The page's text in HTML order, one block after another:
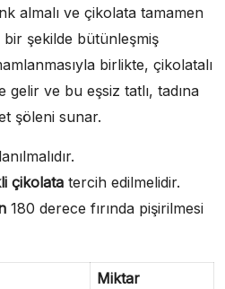
almalı ve çikolata tamamen
şekilde bütünleşmiş
birlikte, çikolatalı
gelir ve bu eşsiz tatlı, tadına
şöleni sunar.
çikolata tercih edilmelidir.
180 derece fırında pişirilmesi
Miktar